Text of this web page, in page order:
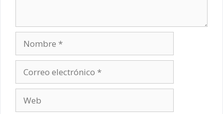
electrónico